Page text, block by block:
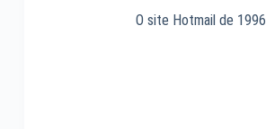
O site Hotmail de 1996